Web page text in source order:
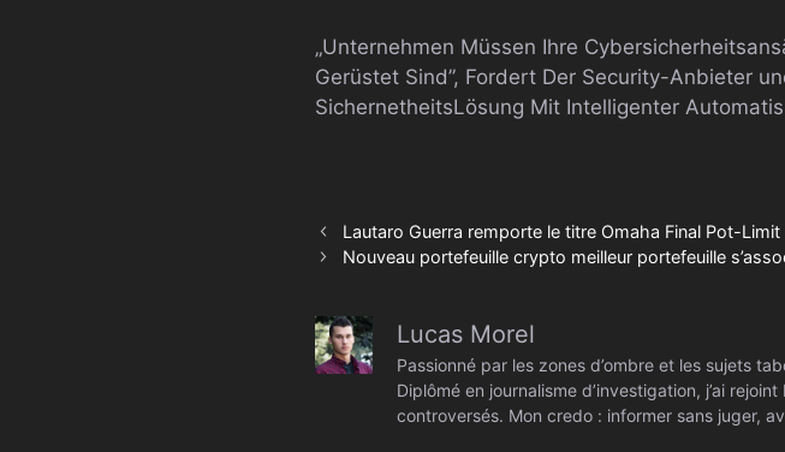
„Unternehmen Müssen Ihre
Gerüstet Sind”, Fordert Der Security-Anbieter
SichernetheitsLösung Mit Intelligenter
Lautaro Guerra remporte le titre Omaha Final Pot-
Nouveau portefeuille crypto meilleur portefeuille
Lucas Morel
Passionné par les zones d’ombre et les sujets
Diplômé en journalisme d’investigation, j’ai
controversés. Mon credo : informer sans juger,